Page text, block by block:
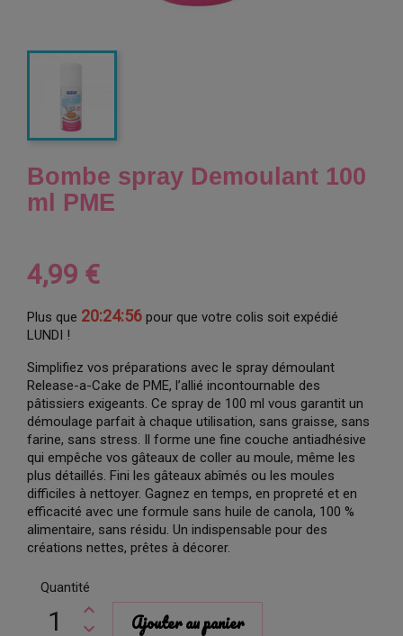
Bombe spray Demoulant 100
ml PME
4,99 €
Plus que 20:24:55 pour que votre colis soit expédié
LUNDI !
Simplifiez vos préparations avec le spray démoulant
Release-a-Cake de PME, l’allié incontournable des
pâtissiers exigeants. Ce spray de 100 ml vous garantit un
démoulage parfait à chaque utilisation, sans graisse, sans
farine, sans stress. Il forme une fine couche antiadhésive
qui empêche vos gâteaux de coller au moule, même les
plus détaillés. Fini les gâteaux abîmés ou les moules
difficiles à nettoyer. Gagnez en temps, en propreté et en
efficacité avec une formule sans huile de canola, 100 %
alimentaire, sans résidu. Un indispensable pour des
créations nettes, prêtes à décorer.
Quantité
Ajouter au panier